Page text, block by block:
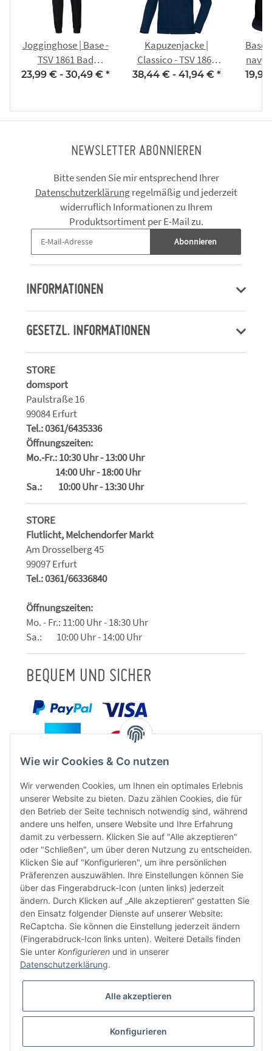
Jogginghose | Base -
TSV 1861 Bad
Tennstedt/Ballhausen
23,99 € - 30,49 € *
Kapuzenjacke |
Classico - TSV 1861
Bad
38,44 € - 41,94 € *
navy
NEWSLETTER ABONNIEREN
Bitte senden Sie mir entsprechend Ihrer
Datenschutzerklärungregelmäßig und jederzeit
widerruflich Informationen zu Ihrem
Produktsortiment per E-Mail zu.
Abonnieren
INFORMATIONEN
GESETZL. INFORMATIONEN
STORE
domsport
Paulstraße 16
99084 Erfurt
Tel.: 0361/6435336
Öffnungszeiten:
Mo.-Fr.: 10:30 Uhr - 13:00 Uhr
14:00 Uhr - 18:00 Uhr
Sa.: 10:00 Uhr - 13:30 Uhr
STORE
Flutlicht, Melchendorfer Markt
Am Drosselberg 45
99097 Erfurt
Tel.: 0361/66336840
Öffnungszeiten:
Mo. - Fr.: 11:00 Uhr - 18:30 Uhr
Sa.: 10:00 Uhr - 14:00 Uhr
BEQUEM UND SICHER
FÜR EUCH UNTERWEGS
Vertrag widerrufen
* Alle Preise inkl. gesetzlicher USt., zzgl.
Wie wir Cookies & Co nutzen
Wir verwenden Cookies, um Ihnen ein optimales Erlebnis
unserer Website zu bieten. Dazu zählen Cookies, die für
den Betrieb der Seite technisch notwendig sind, während
andere uns helfen, unsere Website und Ihre Erfahrung
damit zu verbessern. Klicken Sie auf "Alle akzeptieren"
oder "Schließen", um über deren Nutzung zu entscheiden.
Klicken Sie auf "Konfigurieren", um ihre persönlichen
Präferenzen auszuwählen. Ihre Einstellungen können Sie
über das Fingerabdruck-Icon (unten links) jederzeit
ändern. Durch Klicken auf „Alle akzeptieren“ gestatten Sie
den Einsatz folgender Dienste auf unserer Website:
ReCaptcha. Sie können die Einstellung jederzeit ändern
(Fingerabdruck-Icon links unten). Weitere Details finden
Sie unter Konfigurieren und in unserer
Datenschutzerklärung.
Alle akzeptieren
Konfigurieren